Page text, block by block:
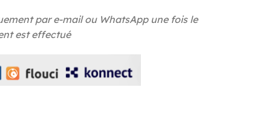
par e-mail ou WhatsApp une fois le
est effectué